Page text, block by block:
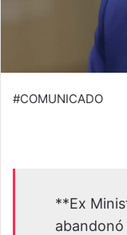
#COMUNICADO
**Ex